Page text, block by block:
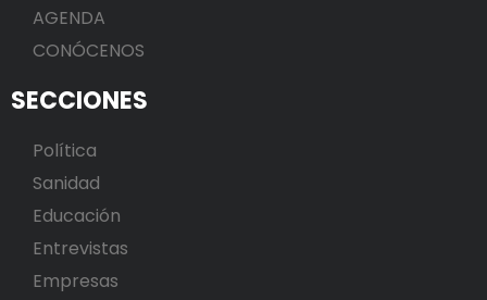
AGENDA
CONÓCENOS
SECCIONES
Política
Sanidad
Educación
Entrevistas
Empresas